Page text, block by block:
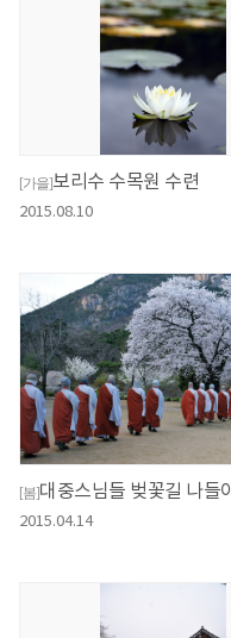
[가을]보리수 수목원 수련
2015.08.10
[봄]대중스님들 벚꽃길 나들이
2015.04.14